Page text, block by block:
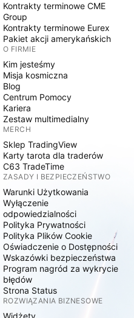
Kontrakty terminowe CME
Group
Kontrakty terminowe Eurex
Pakiet akcji amerykańskich
O FIRMIE
Kim jesteśmy
Misja kosmiczna
Blog
Centrum Pomocy
Kariera
Zestaw multimedialny
MERCH
Sklep TradingView
Karty tarota dla traderów
C63 TradeTime
ZASADY I BEZPIECZEŃSTWO
Warunki Użytkowania
Wyłączenie
odpowiedzialności
Polityka Prywatności
Polityka Plików Cookie
Oświadczenie o Dostępności
Wskazówki bezpieczeństwa
Program nagród za wykrycie
błędów
Strona Status
ROZWIĄZANIA BIZNESOWE
Widżety